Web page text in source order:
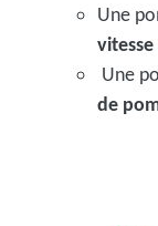
Une
Une
de